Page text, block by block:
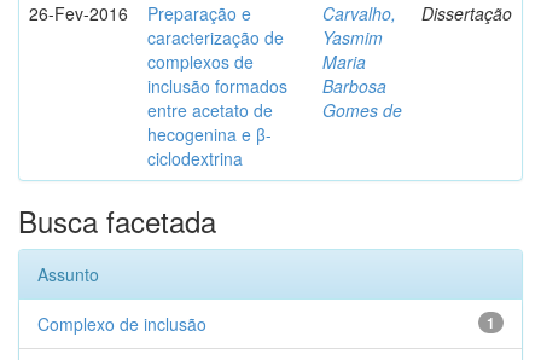
26-Fev-2016
Preparação e
caracterização de
complexos de
inclusão formados
entre acetato de
hecogenina e β-
ciclodextrina
Carvalho,
Yasmim
Maria
Barbosa
Gomes de
Dissertação
Busca facetada
Assunto
1
Complexo de inclusão